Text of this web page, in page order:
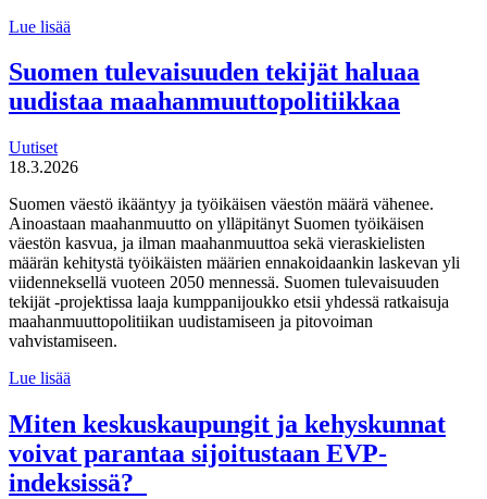
Lue lisää
liikuntaneuvontapalvelun
kirjaamisen,
lähettämisen
käytännöistä
Suomen tulevaisuuden tekijät haluaa
uudistaa maahanmuuttopolitiikkaa
Uutiset
18.3.2026
Suomen väestö ikääntyy ja työikäisen väestön määrä vähenee.
Ainoastaan maahanmuutto on ylläpitänyt Suomen työikäisen
väestön kasvua, ja ilman maahanmuuttoa sekä vieraskielisten
määrän kehitystä työikäisten määrien ennakoidaankin laskevan yli
viidenneksellä vuoteen 2050 mennessä. Suomen tulevaisuuden
tekijät -projektissa laaja kumppanijoukko etsii yhdessä ratkaisuja
maahanmuuttopolitiikan uudistamiseen ja pitovoiman
vahvistamiseen.
Lue lisää
tekijät haluaa
uudistaa
maahanmuuttopolitiikkaa
Miten keskuskaupungit ja kehyskunnat
voivat parantaa sijoitustaan EVP-
indeksissä?